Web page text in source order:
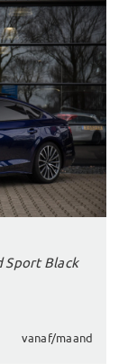
Sport Black
vanaf/maand